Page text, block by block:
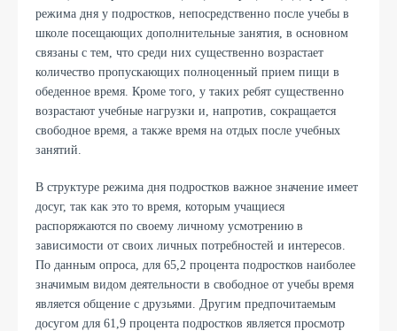
режима дня у подростков, непосредственно после учебы в
школе посещающих дополнительные занятия, в основном
связаны с тем, что среди них существенно возрастает
количество пропускающих полноценный прием пищи в
обеденное время. Кроме того, у таких ребят существенно
возрастают учебные нагрузки и, напротив, сокращается
свободное время, а также время на отдых после учебных
занятий.
В структуре режима дня подростков важное значение имеет
досуг, так как это то время, которым учащиеся
распоряжаются по своему личному усмотрению в
зависимости от своих личных потребностей и интересов.
По данным опроса, для 65,2 процента подростков наиболее
значимым видом деятельности в свободное от учебы время
является общение с друзьями. Другим предпочитаемым
досугом для 61,9 процента подростков является просмотр